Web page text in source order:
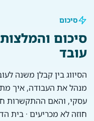
סיכום
סיכום
עובד
הסיווג בין קבלן משנה
מנהל את העבודה, איך
עסקי, והאם ההתקשרות
חוזה לא מכריעים · בית